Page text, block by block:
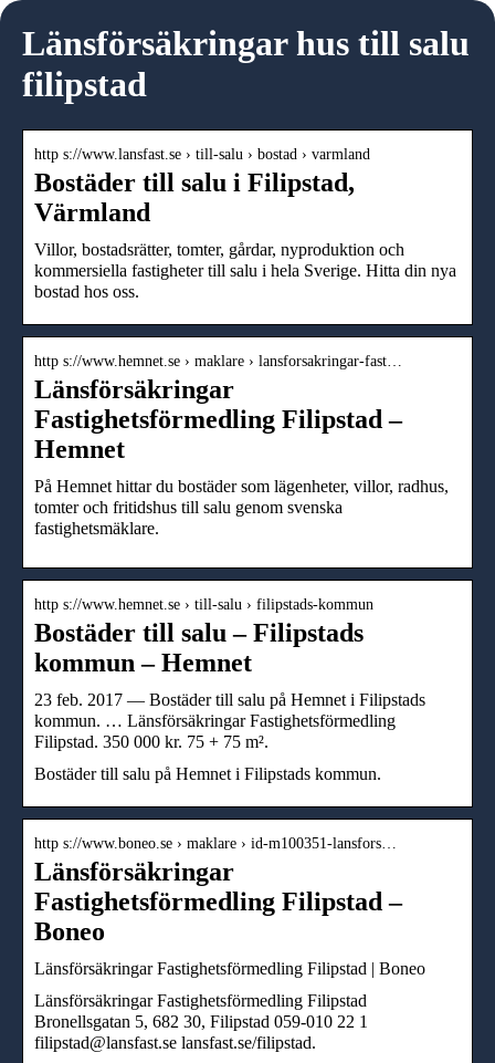
Länsförsäkringar hus till salu
filipstad
http s://www.lansfast.se › till-salu › bostad › varmland
Bostäder till salu i Filipstad,
Värmland
Villor, bostadsrätter, tomter, gårdar, nyproduktion och
kommersiella fastigheter till salu i hela Sverige. Hitta din nya
bostad hos oss.
http s://www.hemnet.se › maklare › lansforsakringar-fast…
Länsförsäkringar
Fastighetsförmedling Filipstad –
Hemnet
På Hemnet hittar du bostäder som lägenheter, villor, radhus,
tomter och fritidshus till salu genom svenska
fastighetsmäklare.
http s://www.hemnet.se › till-salu › filipstads-kommun
Bostäder till salu – Filipstads
kommun – Hemnet
23 feb. 2017 — Bostäder till salu på Hemnet i Filipstads
kommun. … Länsförsäkringar Fastighetsförmedling
Filipstad. 350 000 kr. 75 + 75 m².
Bostäder till salu på Hemnet i Filipstads kommun.
http s://www.boneo.se › maklare › id-m100351-lansfors…
Länsförsäkringar
Fastighetsförmedling Filipstad –
Boneo
Länsförsäkringar Fastighetsförmedling Filipstad | Boneo
Länsförsäkringar Fastighetsförmedling Filipstad
Bronellsgatan 5, 682 30, Filipstad 059-010 22 1
filipstad@lansfast.se lansfast.se/filipstad.